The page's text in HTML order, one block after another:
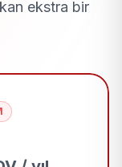
ekstra bir